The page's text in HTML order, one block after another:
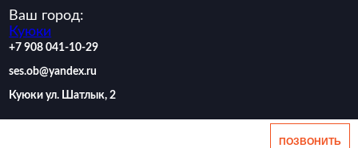
Ваш город:
Куюки
‪+7 908 041-10-29
ses.ob@yandex.ru
Куюки ул. Шатлык, 2
ПОЗВОНИТЬ